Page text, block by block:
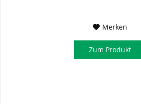
Merken
Zum Produkt